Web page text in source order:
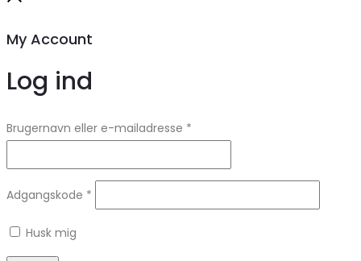
My Account
Log ind
Brugernavn eller e-mailadresse *
Adgangskode *
Husk mig